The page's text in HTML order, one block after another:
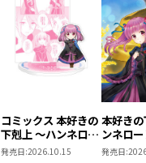
コミックス 本好きの
下剋上 ～ハンネロー
レの貴族院五年生～
発売日:2026.10.15
本好き
ンネロ
五年生
発売日: